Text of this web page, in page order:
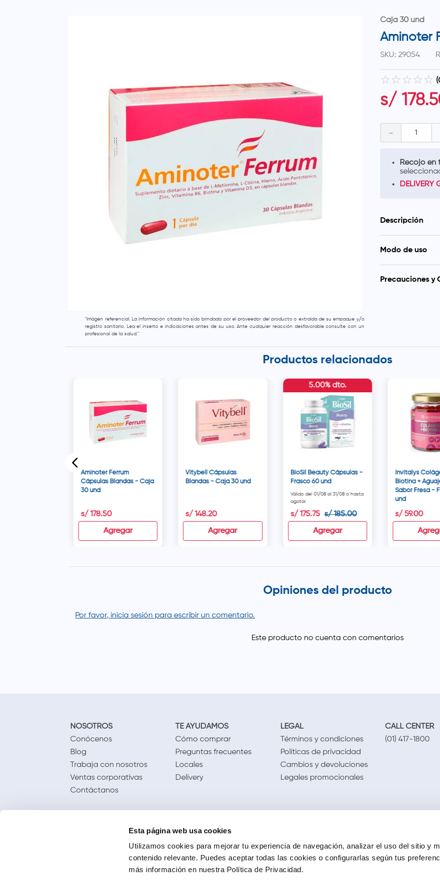
Esta página web usa cookies
Utilizamos cookies para mejorar tu experiencia de navegación, analizar el uso del sitio y
contenido relevante. Puedes aceptar todas las cookies o configurarlas según tus
más información en nuestra Política de Privacidad.
"Imagen referencial. La información citada ha sido brindada por el proveedor del producto o extraída de su empaque y/o
registro sanitario. Lea el inserto e indicaciones antes de su uso. Ante cualquier reacción desfavorable consulte con un
profesional de la salud."
Caja 30 und
Aminoter
SKU: 29054
☆ ☆ ☆ ☆ ☆ (
s/ 178.
－
Recojo en
DELIVERY
Descripción
Aminoter Ferrum
salud del cabello
caída del cabello
Modo de uso
preferiblemente
absorción y
Precauciones y
Productos relacionados
Aminoter Ferrum
Cápsulas Blandas - Caja
30 und
s/ 178.50
Agregar
Vitybell Cápsulas
Blandas - Caja 30 und
s/ 148.20
Agregar
BioSil Beauty Cápsulas -
Frasco 60 und
Válido del 01/08 al 31/08 o hasta
agotar.
s/ 175.75 s/ 185.00
5.00% dto.
Agregar
Invitalys
Biotina +
Sabor Fresa -
und
s/ 59.00
Opiniones del producto
Por favor, inicia sesión para escribir un comentario.
NOSOTROS
Conócenos
Blog
Trabaja con nosotros
Ventas corporativas
Contáctanos
TE AYUDAMOS
Cómo comprar
Preguntas frecuentes
Locales
Delivery
LEGAL
Términos y condiciones
Políticas de privacidad
Cambios y devoluciones
Legales promocionales
CALL CENTER
(01) 417-1800